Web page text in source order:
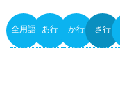
に
移Primary
全用語 あ行 か行 さ行